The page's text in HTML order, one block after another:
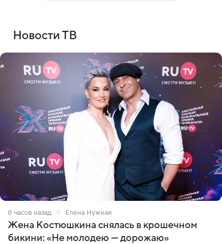
Новости ТВ
6 часов назад Елена Нужная
Жена Костюшкина снялась в крошечном
бикини: «Не молодею — дорожаю»